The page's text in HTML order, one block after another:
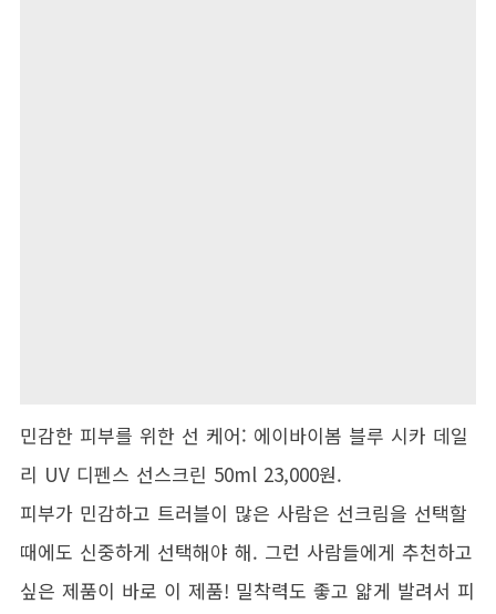
민감한 피부를 위한 선 케어: 에이바이봄 블루 시카 데일
리 UV 디펜스 선스크린 50ml 23,000원.
피부가 민감하고 트러블이 많은 사람은 선크림을 선택할
때에도 신중하게 선택해야 해. 그런 사람들에게 추천하고
싶은 제품이 바로 이 제품! 밀착력도 좋고 얇게 발려서 피